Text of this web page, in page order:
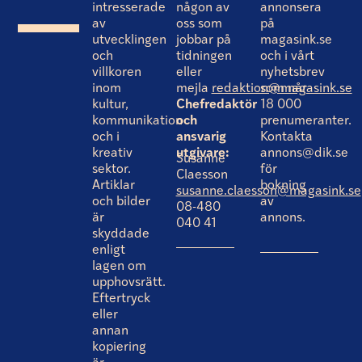
intresserade
av
utvecklingen
och
villkoren
inom
kultur,
kommunikation
och i
kreativ
sektor.
Artiklar
och bilder
är
skyddade
enligt
lagen om
upphovsrätt.
Eftertryck
eller
annan
kopiering
någon av
oss som
jobbar på
tidningen
eller
mejla redaktion@magasink.se
Chefredaktör
och
ansvarig
utgivare:
Susanne
Claesson
susanne.claesson@magasink.se
08-480
040 41
annonsera
på
magasink.se
och i vårt
nyhetsbrev
som når
18 000
prenumeranter.
Kontakta
annons@dik.se
för
bokning
av
annons.